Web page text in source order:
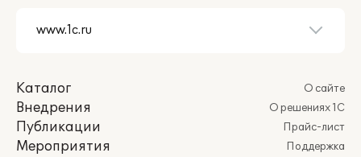
Каталог
Внедрения
Публикации
Мероприятия
О сайте
О решениях 1С
Прайс-лист
Поддержка